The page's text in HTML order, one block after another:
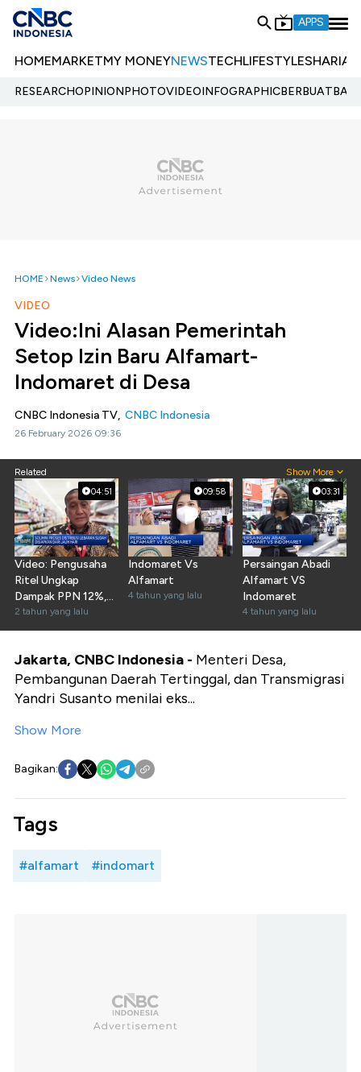
APPS
HOMEMARKETMY MONEYNEWSTECHLIFESTYLESHARIA
RESEARCHOPINIONPHOTOVIDEOINFOGRAPHIC
HOME News Video News
VIDEO
Video:Ini Alasan Pemerintah
Setop Izin Baru Alfamart-
Indomaret di Desa
CNBC Indonesia TV, CNBC Indonesia
26 February 2026 09:36
Related Show More
04:51
Video: Pengusaha
Ritel Ungkap
Dampak PPN 12%,
Harga Produk Ikut
Naik
2 tahun yang lalu
09:58
Indomaret Vs
Alfamart
4 tahun yang lalu
03:31
Persaingan Abadi
Alfamart VS
Indomaret
4 tahun yang lalu
Jakarta, CNBC Indonesia - Menteri Desa,
Pembangunan Daerah Tertinggal, dan Transmigrasi
Yandri Susanto menilai eks...
Show More
Bagikan:
Tags
#alfamart #indomart